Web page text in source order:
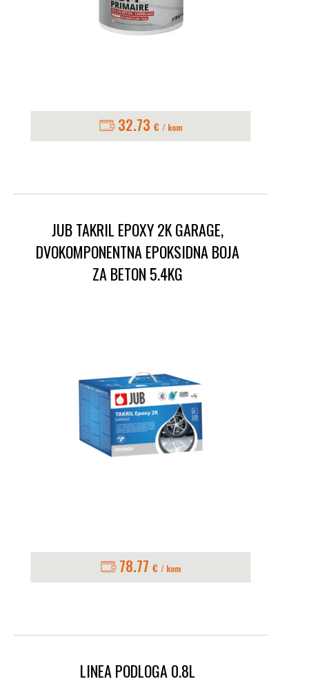
32.73 € / kom
JUB TAKRIL EPOXY 2K GARAGE,
DVOKOMPONENTNA EPOKSIDNA BOJA
ZA BETON 5.4KG
78.77 € / kom
LINEA PODLOGA 0.8L